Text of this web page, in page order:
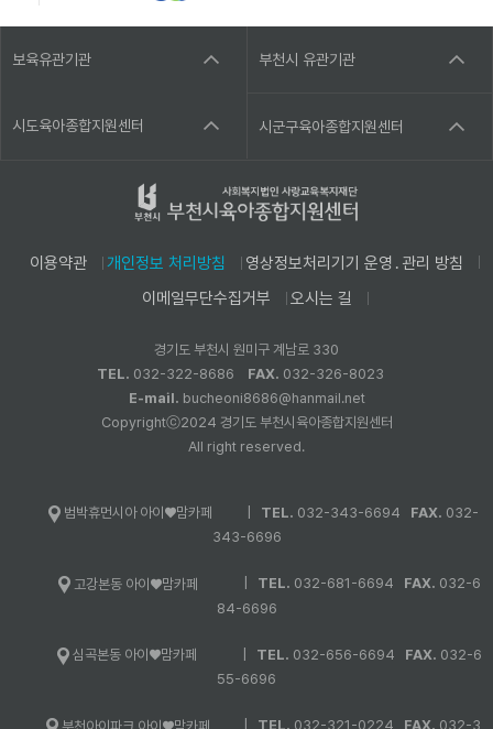
보육유관기관 부천시 유관기관
시도육아종합지원센터 시군구육아종합지원센터
이용약관 개인정보 처리방침
영상정보처리기기 운영․관리 방침
이메일무단수집거부
오시는 길
경기도 부천시 원미구 계남로 330
TEL. 032-322-8686 FAX. 032-326-8023
E-mail. bucheoni8686@hanmail.net
Copyrightⓒ2024 경기도 부천시육아종합지원센터
All right reserved.
범박휴먼시아 아이♥맘카페 TEL. 032-343-6694 FAX. 032-
343-6696
고강본동 아이♥맘카페 TEL. 032-681-6694 FAX. 032-6
84-6696
심곡본동 아이♥맘카페 TEL. 032-656-6694 FAX. 032-6
55-6696
TEL. 032-321-0224 FAX. 032-3